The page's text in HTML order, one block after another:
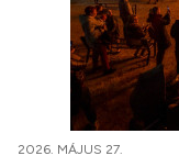
2026. MÁJUS 27.